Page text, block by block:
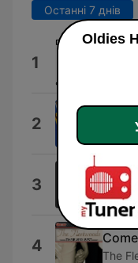
Останні 7 днів
1
2 The
3 My
Carl
4 The